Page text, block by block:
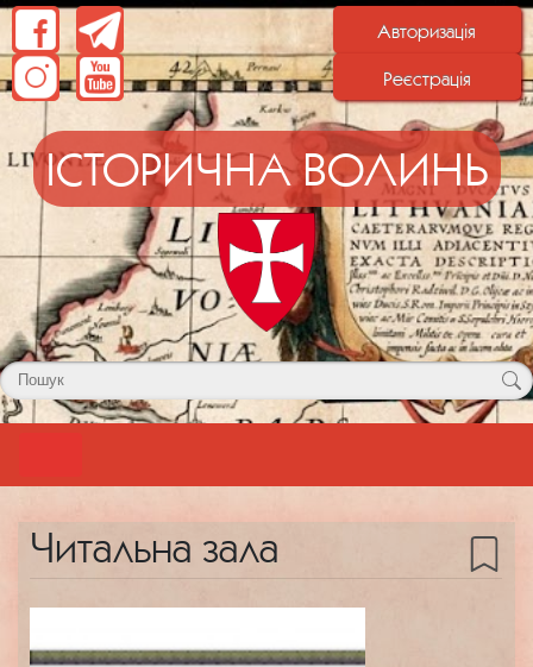
Авторизація
Реєстрація
ІСТОРИЧНА ВОЛИНЬ
Читальна зала